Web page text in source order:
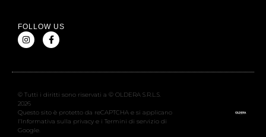
FOLLOW US
© Tutti i diritti sono riservati a © OLDERA S.R.L.S.
2026
Questo sito è protetto da reCAPTCHA e si applicano
l’Informativa sulla privacy e i Termini di servizio di
Google.